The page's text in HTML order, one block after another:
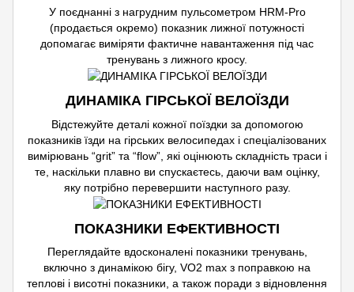
У поєднанні з нагрудним пульсометром HRM-Pro
(продається окремо) показник лижної потужності
допомагає виміряти фактичне навантаження під час
тренувань з лижного кросу.
ДИНАМІКА ГІРСЬКОЇ ВЕЛОЇЗДИ
Відстежуйте деталі кожної поїздки за допомогою
показників їзди на гірських велосипедах і спеціалізованих
вимірювань “grit” та “flow”, які оцінюють складність траси і
те, наскільки плавно ви спускаєтесь, даючи вам оцінку,
яку потрібно перевершити наступного разу.
ПОКАЗНИКИ ЕФЕКТИВНОСТІ
Переглядайте вдосконалені показники тренувань,
включно з динамікою бігу, VO2 max з поправкою на
теплові і висотні показники, а також поради з відновлення